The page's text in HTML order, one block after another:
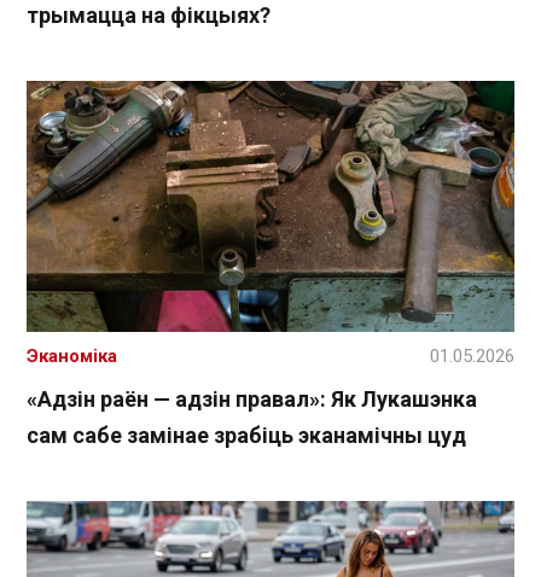
трымацца на фікцыях?
«Адзін раён — адзін правал»: Як Лукашэнка
сам сабе замінае зрабіць эканамічны цуд
Эканоміка 01.05.2026